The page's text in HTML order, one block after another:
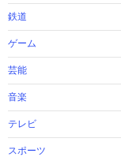
鉄道
ゲーム
芸能
音楽
テレビ
スポーツ